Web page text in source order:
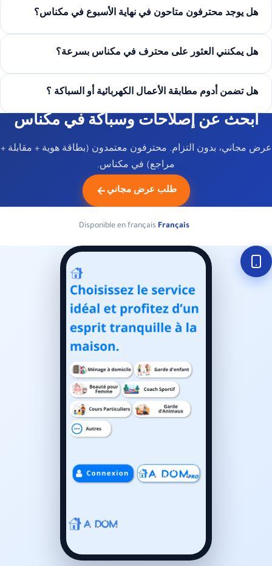
هل يوجد محترفون متاحون في نهاية الأسبوع في مكناس؟
هل يمكنني العثور على محترف في مكناس بسرعة؟
هل تضمن أدوم مطابقة الأعمال الكهربائية أو السباكة ؟
ابحث عن إصلاحات وسباكة في مكناس
عرض مجاني، بدون التزام. محترفون معتمدون (بطاقة هوية + مقابلة +
مراجع) في مكناس.
طلب عرض مجاني
Disponible en français Français